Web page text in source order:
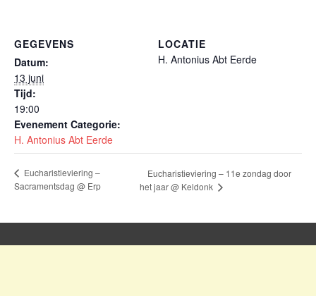
GEGEVENS
Datum:
13 juni
Tijd:
19:00
Evenement Categorie:
H. Antonius Abt Eerde
LOCATIE
H. Antonius Abt Eerde
Eucharistieviering –
Sacramentsdag @ Erp
Eucharistieviering – 11e zondag door
het jaar @ Keldonk